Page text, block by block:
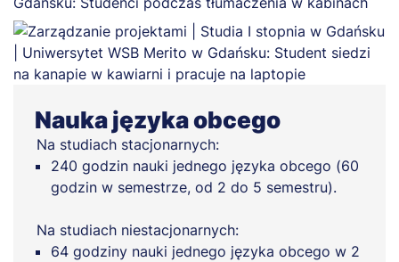
Nauka języka obcego
Na studiach stacjonarnych:
240 godzin nauki jednego języka obcego (60
godzin w semestrze, od 2 do 5 semestru).
Na studiach niestacjonarnych:
64 godziny nauki jednego języka obcego w 2